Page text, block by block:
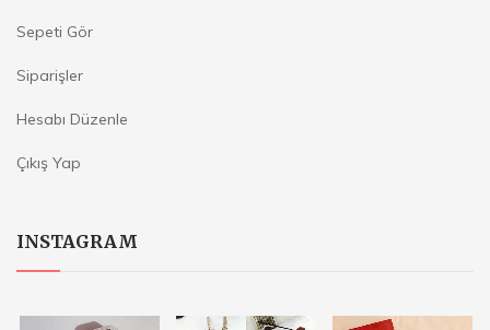
Sepeti Gör
Siparişler
Hesabı Düzenle
Çıkış Yap
INSTAGRAM